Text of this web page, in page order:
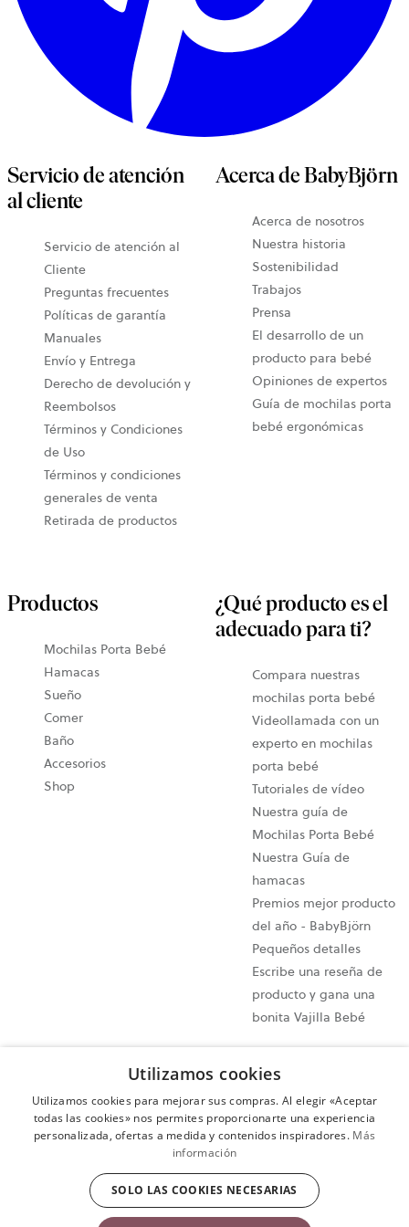
Servicio de atención
al cliente
Servicio de atención al
Cliente
Preguntas frecuentes
Políticas de garantía
Manuales
Envío y Entrega
Derecho de devolución y
Reembolsos
Términos y Condiciones
de Uso
Términos y condiciones
generales de venta
Retirada de productos
Acerca de BabyBjörn
Acerca de nosotros
Nuestra historia
Sostenibilidad
Trabajos
Prensa
El desarrollo de un
producto para bebé
Opiniones de expertos
Guía de mochilas porta
bebé ergonómicas
Productos
Mochilas Porta Bebé
Hamacas
Sueño
Comer
Baño
Accesorios
Shop
¿Qué producto es el
adecuado para ti?
Compara nuestras
mochilas porta bebé
Videollamada con un
experto en mochilas
porta bebé
Tutoriales de vídeo
Nuestra guía de
Mochilas Porta Bebé
Nuestra Guía de
hamacas
Premios mejor producto
del año - BabyBjörn
Pequeños detalles
Escribe una reseña de
producto y gana una
bonita Vajilla Bebé
Configuración de cookies
Política de privacidad
Cláusulas y condiciones
Ejercer tu derecho de desistimiento
Copyright © 2009-2024 BabyBjörn AB. Todos los derechos
Utilizamos cookies
Utilizamos cookies para mejorar sus compras. Al elegir «Aceptar
todas las cookies» nos permites proporcionarte una experiencia
personalizada, ofertas a medida y contenidos inspiradores. Más
información
SOLO LAS COOKIES NECESARIAS